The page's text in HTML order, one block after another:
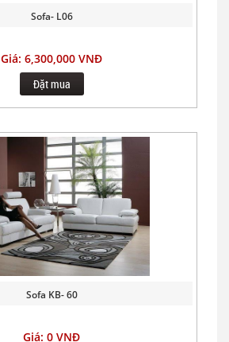
Sofa- L06
Giá: 6,300,000 VNĐ
Đặt mua
Sofa KB- 60
Giá: 0 VNĐ